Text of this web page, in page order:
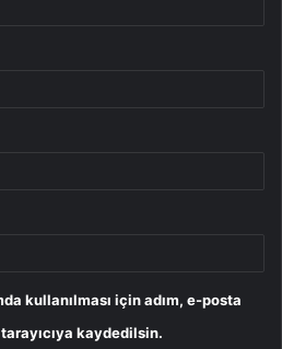
kullanılması için adım, e-posta
kaydedilsin.